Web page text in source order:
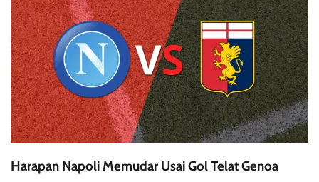
Harapan Napoli Memudar Usai Gol Telat Genoa